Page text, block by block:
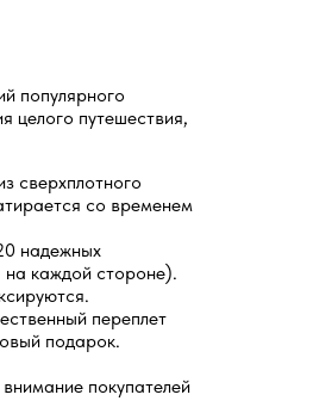
популярного
целого путешествия,
сверхплотного
со временем
надежных
каждой стороне).
переплет
подарок.
покупателей